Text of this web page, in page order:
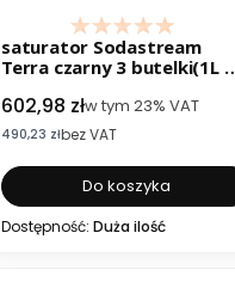
saturator Sodastream
Terra czarny 3 butelki(1L +
Cena brutto
602,98 złw tym 23% VAT
Cena netto
490,23 złbez VAT
Do koszyka
Dostępność: Duża ilość